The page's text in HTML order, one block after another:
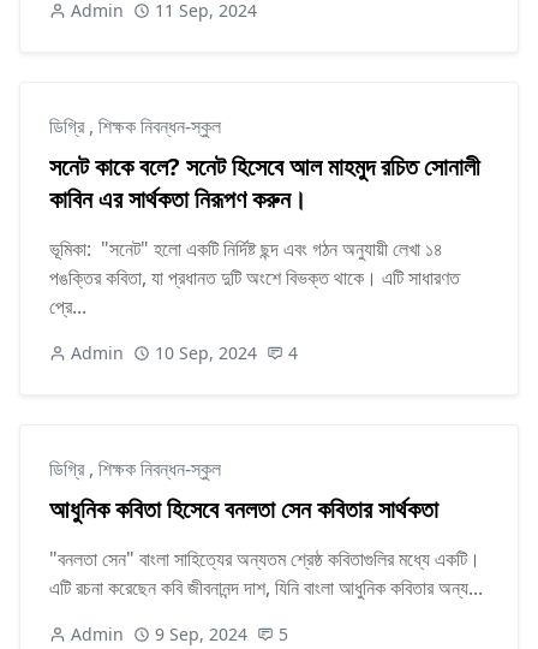
Admin 11 Sep, 2024
ডিগ্রি, শিক্ষক নিবন্ধন-স্কুল
সনেট কাকে বলে? সনেট হিসেবে আল মাহমুদ রচিত সোনালী
কাবিন এর সার্থকতা নিরূপণ করুন।
ভূমিকা: "সনেট" হলো একটি নির্দিষ্ট ছন্দ এবং গঠন অনুযায়ী লেখা ১৪
পঙক্তির কবিতা, যা প্রধানত দুটি অংশে বিভক্ত থাকে। এটি সাধারণত
প্রে...
Admin 10 Sep, 2024 4
ডিগ্রি, শিক্ষক নিবন্ধন-স্কুল
আধুনিক কবিতা হিসেবে বনলতা সেন কবিতার সার্থকতা
"বনলতা সেন" বাংলা সাহিত্যের অন্যতম শ্রেষ্ঠ কবিতাগুলির মধ্যে একটি।
এটি রচনা করেছেন কবি জীবনানন্দ দাশ, যিনি বাংলা আধুনিক কবিতার অন্য...
Admin 9 Sep, 2024 5